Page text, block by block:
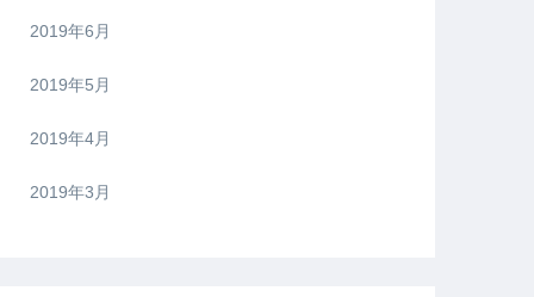
2019年6月
2019年5月
2019年4月
2019年3月